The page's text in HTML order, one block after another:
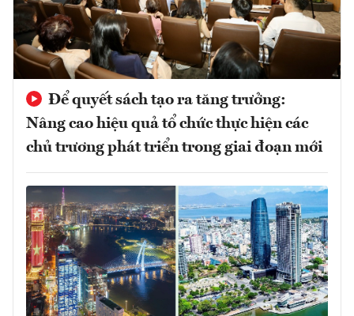
Để quyết sách tạo ra tăng trưởng:
Nâng cao hiệu quả tổ chức thực hiện các
chủ trương phát triển trong giai đoạn mới